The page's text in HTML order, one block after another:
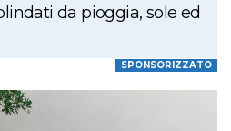
da pioggia, sole ed
SPONSORIZZATO